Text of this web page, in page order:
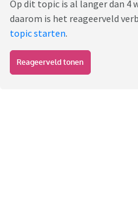
Op dit topic is al langer dan 4
daarom is het reageerveld
topic starten.
Reageerveld tonen